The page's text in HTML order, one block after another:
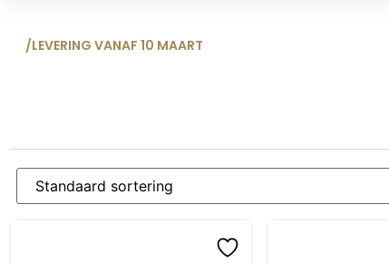
/LEVERING VANAF 10 MAART